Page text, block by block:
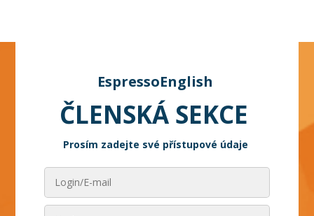
EspressoEnglish
ČLENSKÁ SEKCE
Prosím zadejte své přístupové údaje